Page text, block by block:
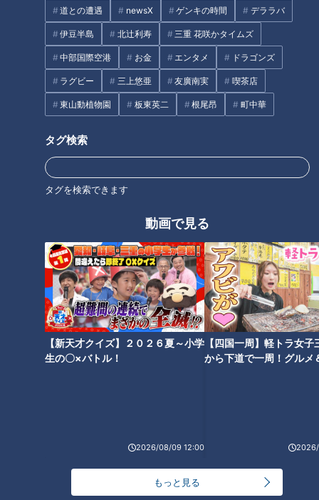
道との遭遇 newsX ゲンキの時間 デララバ
伊豆半島 北辻利寿 三重 花咲かタイムズ
中部国際空港 お金 エンタメ ドラゴンズ
ラグビー 三上悠亜 友廣南実 喫茶店
東山動植物園 板東英二 根尾昂 町中華
タグ検索
タグを検索できます
動画で見る
【新天才クイズ】２０２６夏～小学
生の〇×バトル！
2026/08/09 12:00
【四国一周】軽トラ女子
から下道で一周！グルメ
もっと見る
「オナラを我慢すると口から出
てくる」！？オナラが臭くなっ
てしまう原因や溜めないように
する方法を徹底調査
かとうかず子【スジナシ】息子
の学校から先生が来た…劇団出
身の演技・展開力の妙技をご覧
あれ
べりすぎて収録時間1時間越えた
のでなんとか18分に凝縮してみ
た【おしゃべりメガネ】
に行ってきた柳沢P #みてちょ
てれび #柳沢アナ #榊原アナ #
夏目アナ #永岡アナ #CBC
タグ
ドキュメンタリー WEB限定